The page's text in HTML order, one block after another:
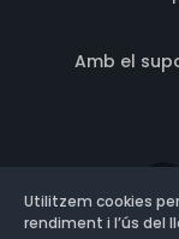
Amb el
Utilitzem cookies
rendiment i l’ús del